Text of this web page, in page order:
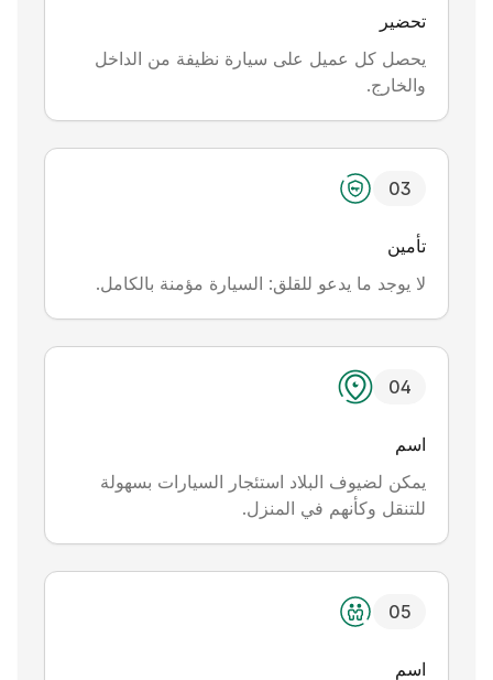
تحضير
يحصل كل عميل على سيارة نظيفة من الداخل
والخارج.
03
تأمين
لا يوجد ما يدعو للقلق: السيارة مؤمنة بالكامل.
04
اسم
يمكن لضيوف البلاد استئجار السيارات بسهولة
للتنقل وكأنهم في المنزل.
05
اسم